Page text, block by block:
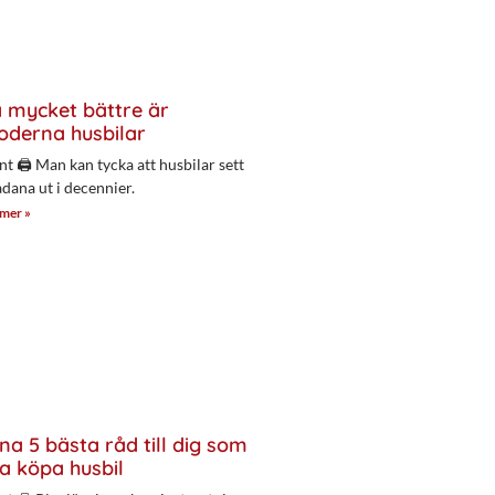
mycket bättre är
husbilar
🖨 Man kan tycka att husbilar sett
ut i decennier.
»
5 bästa råd till dig som
köpa husbil